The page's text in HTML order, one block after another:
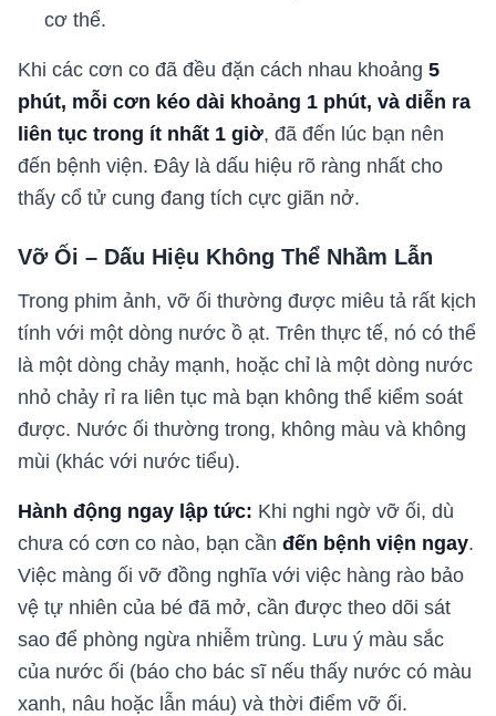
cơ thể.
Khi các cơn co đã đều đặn cách nhau khoảng 5
phút, mỗi cơn kéo dài khoảng 1 phút, và diễn ra
liên tục trong ít nhất 1 giờ, đã đến lúc bạn nên
đến bệnh viện. Đây là dấu hiệu rõ ràng nhất cho
thấy cổ tử cung đang tích cực giãn nở.
Vỡ Ối – Dấu Hiệu Không Thể Nhầm Lẫn
Trong phim ảnh, vỡ ối thường được miêu tả rất kịch
tính với một dòng nước ồ ạt. Trên thực tế, nó có thể
là một dòng chảy mạnh, hoặc chỉ là một dòng nước
nhỏ chảy rỉ ra liên tục mà bạn không thể kiểm soát
được. Nước ối thường trong, không màu và không
mùi (khác với nước tiểu).
Hành động ngay lập tức: Khi nghi ngờ vỡ ối, dù
chưa có cơn co nào, bạn cần đến bệnh viện ngay.
Việc màng ối vỡ đồng nghĩa với việc hàng rào bảo
vệ tự nhiên của bé đã mở, cần được theo dõi sát
sao để phòng ngừa nhiễm trùng. Lưu ý màu sắc
của nước ối (báo cho bác sĩ nếu thấy nước có màu
xanh, nâu hoặc lẫn máu) và thời điểm vỡ ối.